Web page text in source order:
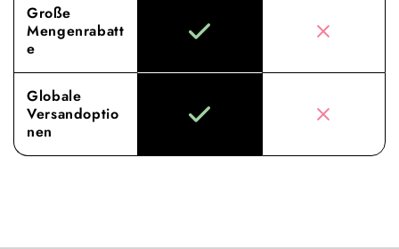
Große
Mengenrabatt
e
Globale
Versandoptio
nen